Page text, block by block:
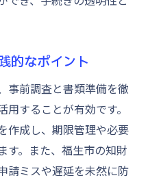
的なポイント
事前調査と書類準備を徹
することが有効です。
作成し、期限管理や必要
す。また、福生市の知財
請ミスや遅延を未然に防